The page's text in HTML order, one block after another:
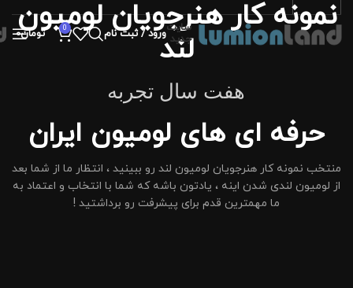
سایت
جدید ورود / ثبت نام 0 تومان0نمونه کار هنرجویان لومیون
لند
هفت سال تجربه
حرفه ای های لومیون ایران
منتخب نمونه کار هنرجویان لومیون لند رو ببینید ، انتظار ما از شما بعد
از لومیون لندی شدن اینه ، یادتون باشه که شما با انتخاب و اعتماد به
ما مهمترین قدم برای پیشرفت رو برداشتید !